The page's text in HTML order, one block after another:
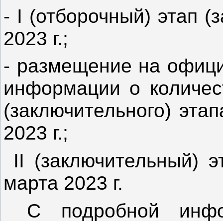
- I (отборочный) этап
2023 г.;
- размещение на
информации о
(заключительного)
2023 г.;
II (заключительный)
марта 2023 г.
С подробной